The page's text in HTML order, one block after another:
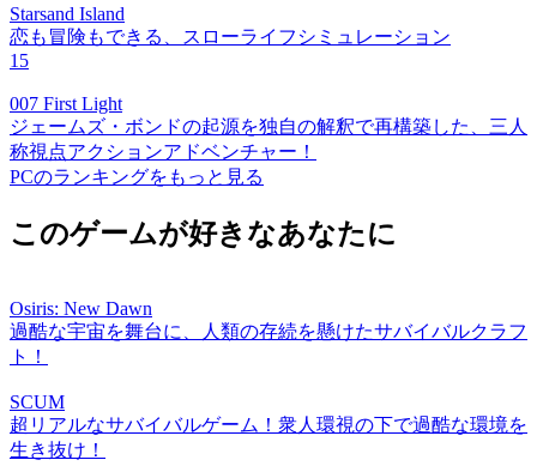
Starsand Island
恋も冒険もできる、スローライフシミュレーション
15
007 First Light
ジェームズ・ボンドの起源を独自の解釈で再構築した、三人
称視点アクションアドベンチャー！
PCのランキングをもっと見る
このゲームが好きなあなたに
Osiris: New Dawn
過酷な宇宙を舞台に、人類の存続を懸けたサバイバルクラフ
ト！
SCUM
超リアルなサバイバルゲーム！衆人環視の下で過酷な環境を
生き抜け！